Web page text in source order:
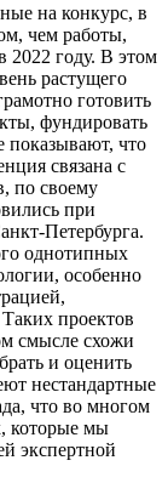
на конкурс, в
чем работы,
2022 году. В этом
растущего
готовить
фундировать
показывают, что
связана с
по своему
при
Петербурга.
однотипных
особенно
проектов
смысле схожи
и оценить
нестандартные
что во многом
которые мы
экспертной